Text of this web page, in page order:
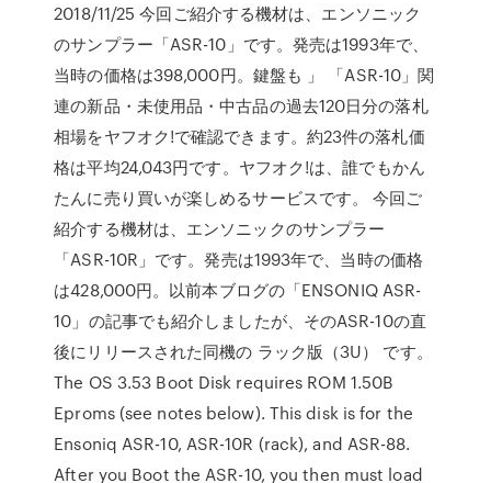
2018/11/25 今回ご紹介する機材は、エンソニック
のサンプラー「ASR-10」です。発売は1993年で、
当時の価格は398,000円。鍵盤も 」 「ASR-10」関
連の新品・未使用品・中古品の過去120日分の落札
相場をヤフオク!で確認できます。約23件の落札価
格は平均24,043円です。ヤフオク!は、誰でもかん
たんに売り買いが楽しめるサービスです。 今回ご
紹介する機材は、エンソニックのサンプラー
「ASR-10R」です。発売は1993年で、当時の価格
は428,000円。以前本ブログの「ENSONIQ ASR-
10」の記事でも紹介しましたが、そのASR-10の直
後にリリースされた同機の ラック版（3U） です。
The OS 3.53 Boot Disk requires ROM 1.50B
Eproms (see notes below). This disk is for the
Ensoniq ASR-10, ASR-10R (rack), and ASR-88.
After you Boot the ASR-10, you then must load